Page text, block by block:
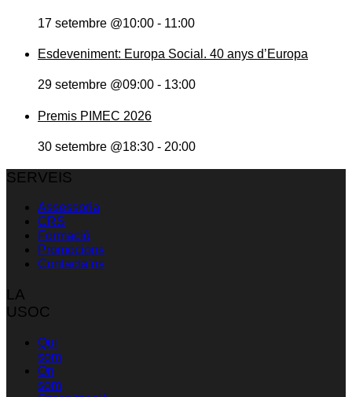
17 setembre @10:00 - 11:00
Esdeveniment: Europa Social. 40 anys d’Europa
29 setembre @09:00 - 13:00
Premis PIMEC 2026
30 setembre @18:30 - 20:00
SERVEIS
Assessoria
CRS
Formació
Promocions
Contacta’ns
LA
USOC
Qui
som
On
som